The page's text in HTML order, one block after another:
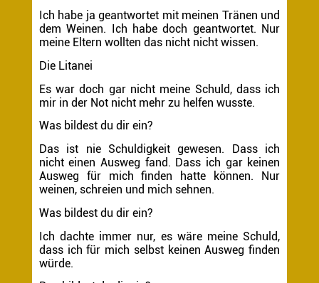
Ich habe ja geantwortet mit meinen Tränen und
dem Weinen. Ich habe doch geantwortet. Nur
meine Eltern wollten das nicht nicht wissen.
Die Litanei
Es war doch gar nicht meine Schuld, dass ich
mir in der Not nicht mehr zu helfen wusste.
Was bildest du dir ein?
Das ist nie Schuldigkeit gewesen. Dass ich
nicht einen Ausweg fand. Dass ich gar keinen
Ausweg für mich finden hatte können. Nur
weinen, schreien und mich sehnen.
Was bildest du dir ein?
Ich dachte immer nur, es wäre meine Schuld,
dass ich für mich selbst keinen Ausweg finden
würde.